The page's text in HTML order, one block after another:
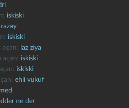
iskiski
razay
iskiski
açan: laz ziya
açan: iskiski
iskiski
ehli vukuf
ne der